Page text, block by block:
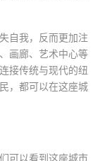
自我，反而更加注
画廊、艺术中心等
接传统与现代的纽
，都可以在这座城
可以看到这座城市